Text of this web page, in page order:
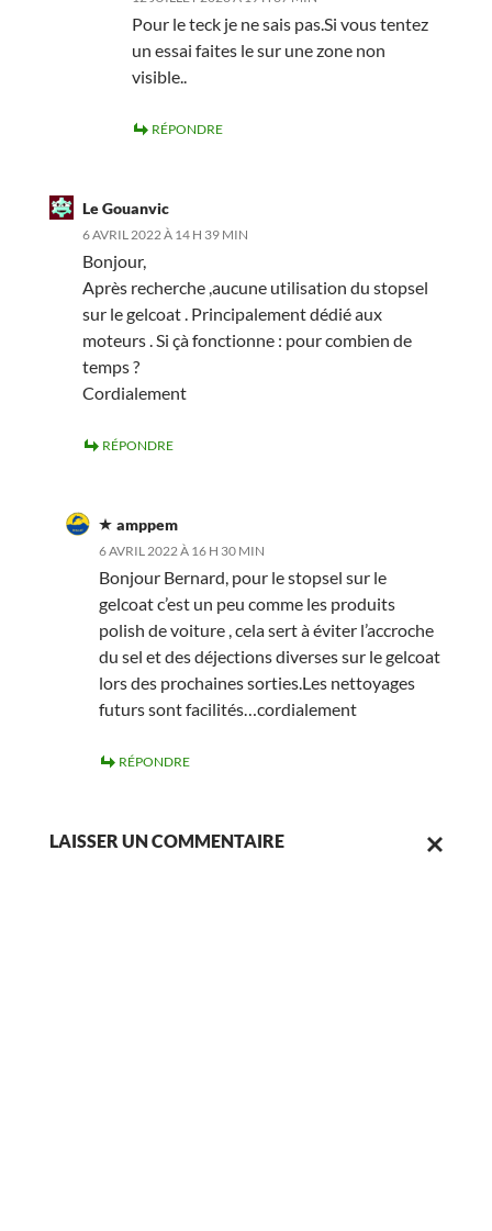
Pour le teck je ne sais pas.Si vous tentez
un essai faites le sur une zone non
visible..
RÉPONDRE
Le Gouanvic
6 AVRIL 2022 À 14 H 39 MIN
Bonjour,
Après recherche ,aucune utilisation du stopsel
sur le gelcoat . Principalement dédié aux
moteurs . Si çà fonctionne : pour combien de
temps ?
Cordialement
RÉPONDRE
amppem
6 AVRIL 2022 À 16 H 30 MIN
Bonjour Bernard, pour le stopsel sur le
gelcoat c’est un peu comme les produits
polish de voiture , cela sert à éviter l’accroche
du sel et des déjections diverses sur le gelcoat
lors des prochaines sorties.Les nettoyages
futurs sont facilités…cordialement
RÉPONDRE
LAISSER UN COMMENTAIRE